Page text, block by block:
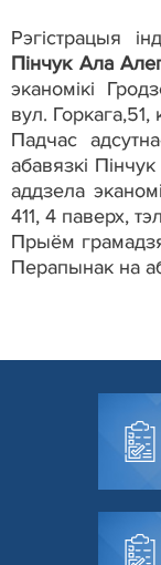
Рэгістрацыя
Пінчук Ала
эканомікі
вул. Горкага,51,
Падчас
абавязкі
аддзела
411, 4 паверх,
Прыём
Перапынак на